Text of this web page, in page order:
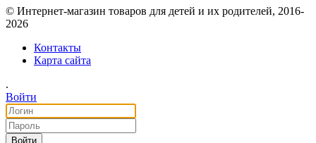
© Интернет-магазин товаров для детей и их родителей, 2016-
2026
Контакты
Карта сайта
.
Войти
Войти